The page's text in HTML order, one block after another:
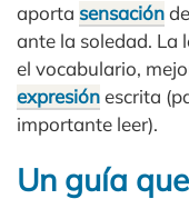
aporta sensación
ante la soledad. La
el vocabulario,
expresiónescrita
importante leer).
Un guía